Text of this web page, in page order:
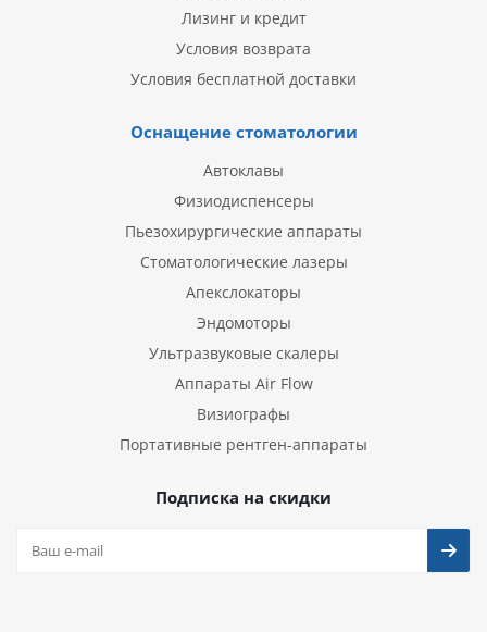
Лизинг и кредит
Условия возврата
Условия бесплатной доставки
Оснащение стоматологии
Автоклавы
Физиодиспенсеры
Пьезохирургические аппараты
Стоматологические лазеры
Апекслокаторы
Эндомоторы
Ультразвуковые скалеры
Аппараты Air Flow
Визиографы
Портативные рентген-аппараты
Подписка на скидки